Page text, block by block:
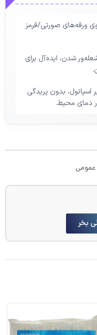
ورقه‌های صورتی/قرمز
شدن، ایده‌آل برای
اسپاتول، بدون پریدگی
عمومی
بخر